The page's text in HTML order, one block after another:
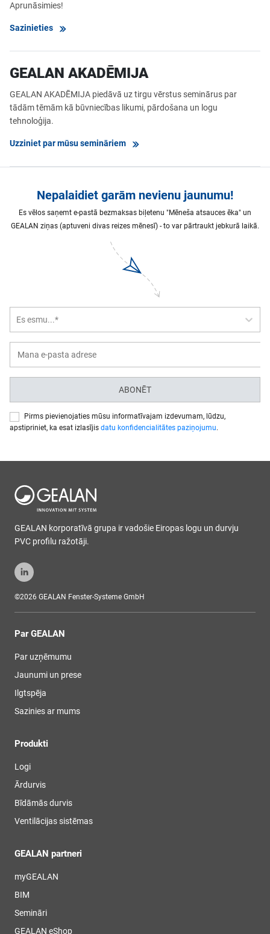
Aprunāsimies!
Sazinieties
GEALAN AKADĒMIJA
GEALAN AKADĒMIJA piedāvā uz tirgu vērstus seminārus par
tādām tēmām kā būvniecības likumi, pārdošana un logu
tehnoloģija.
Uzziniet par mūsu semināriem
Nepalaidiet garām nevienu jaunumu!
Es vēlos saņemt e-pastā bezmaksas biļetenu "Mēneša atsauces ēka" un
GEALAN ziņas (aptuveni divas reizes mēnesī) - to var pārtraukt jebkurā laikā.
Es esmu...*
ABONĒT
Pirms pievienojaties mūsu informatīvajam izdevumam, lūdzu,
apstipriniet, ka esat izlasījis datu konfidencialitātes paziņojumu.
GEALAN korporatīvā grupa ir vadošie Eiropas logu un durvju
PVC profilu ražotāji.
©2026 GEALAN Fenster-Systeme GmbH
Par GEALAN
Par uzņēmumu
Jaunumi un prese
Ilgtspēja
Sazinies ar mums
Produkti
Logi
Ārdurvis
Bīdāmās durvis
Ventilācijas sistēmas
GEALAN partneri
myGEALAN
BIM
Semināri
GEALAN eShop